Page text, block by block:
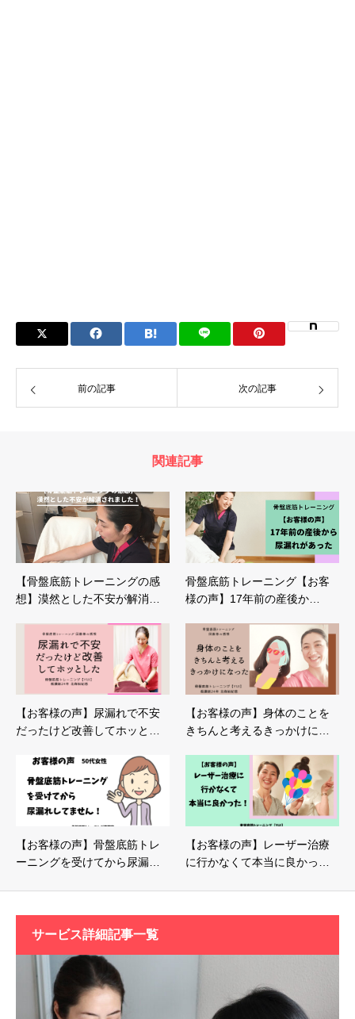
前の記事 次の記事
関連記事
【骨盤底筋トレーニングの感
想】漠然とした不安が解消…
骨盤底筋トレーニング【お客
様の声】17年前の産後か…
【お客様の声】尿漏れで不安
だったけど改善してホッと…
【お客様の声】身体のことを
きちんと考えるきっかけに…
【お客様の声】骨盤底筋トレ
ーニングを受けてから尿漏…
【お客様の声】レーザー治療
に行かなくて本当に良かっ…
サービス詳細記事一覧